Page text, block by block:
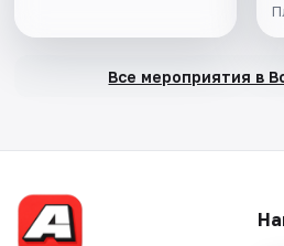
Все мероприятия в